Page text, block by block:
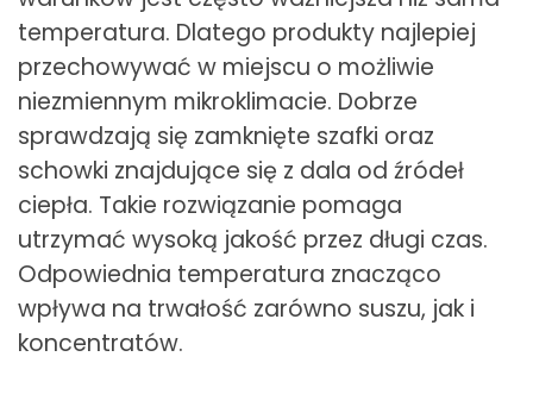
temperatura. Dlatego produkty najlepiej
przechowywać w miejscu o możliwie
niezmiennym mikroklimacie. Dobrze
sprawdzają się zamknięte szafki oraz
schowki znajdujące się z dala od źródeł
ciepła. Takie rozwiązanie pomaga
utrzymać wysoką jakość przez długi czas.
Odpowiednia temperatura znacząco
wpływa na trwałość zarówno suszu, jak i
koncentratów.